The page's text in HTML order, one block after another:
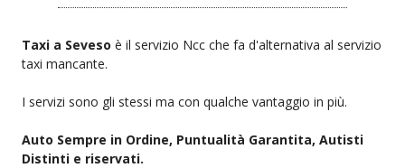
Taxi a Seveso è il servizio Ncc che fa d'alternativa al servizio
taxi mancante.
I servizi sono gli stessi ma con qualche vantaggio in più.
Auto Sempre in Ordine, Puntualità Garantita, Autisti
Distinti e riservati.